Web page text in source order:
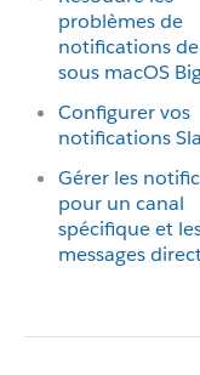
problèmes de
notifications de
sous macOS
Configurer vos
notifications
Gérer les
pour un canal
spécifique et
messages